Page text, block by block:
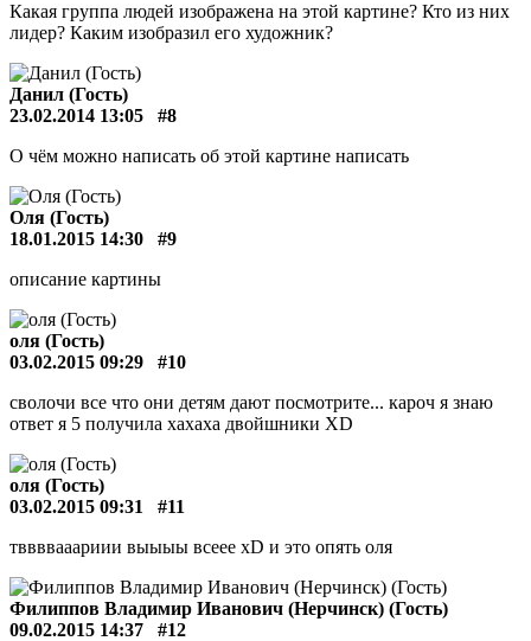
Какая группа людей изображена на этой картине? Кто из них
лидер? Каким изобразил его художник?
Данил (Гость)
23.02.2014 13:05
#8
О чём можно написать об этой картине написать
Оля (Гость)
18.01.2015 14:30
#9
описание картины
оля (Гость)
03.02.2015 09:29
#10
сволочи все что они детям дают посмотрите... кароч я знаю
ответ я 5 получила хахаха двойшники ХD
оля (Гость)
03.02.2015 09:31
#11
тввввааариии выыыы всеее хD и это опять оля
Филиппов Владимир Иванович (Нерчинск) (Гость)
09.02.2015 14:37
#12